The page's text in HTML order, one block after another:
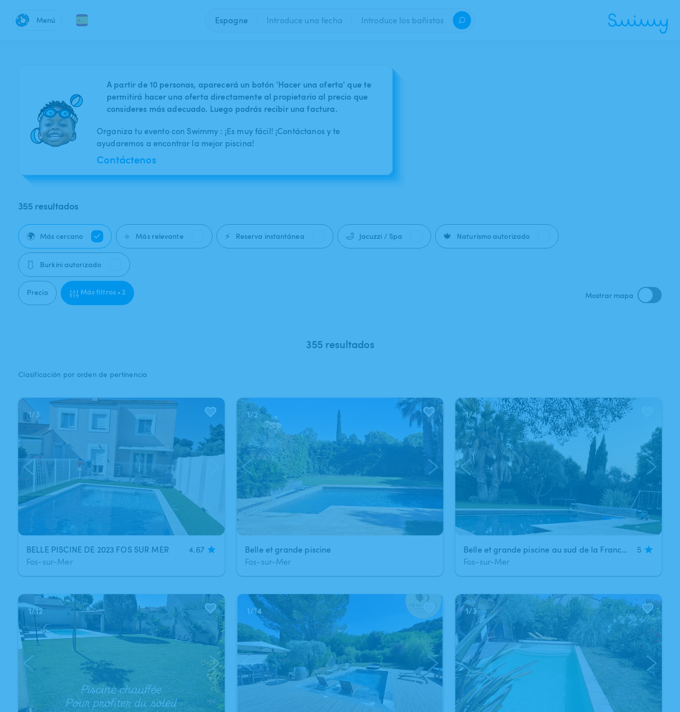
Menú Espagne Introduce una fecha Introduce los bañistas
A partir de 10 personas, aparecerá un botón 'Hacer una oferta' que te
permitirá hacer una oferta directamente al propietario al precio que
consideres más adecuado. Luego podrás recibir una factura.
Organiza tu evento con Swimmy : ¡Es muy fácil! ¡Contáctanos y te
ayudaremos a encontrar la mejor piscina!
Contáctenos
355 resultados
🌍 Más cercano ⭐ Más relevante ⚡ Reserva instantánea 🛁 Jacuzzi / Spa 🍁 Naturismo autorizado
🩱 Burkini autorizado
Precio Más filtros • 2 Mostrar mapa
355 resultados
Clasificación por orden de pertinencia
1/3
BELLE PISCINE DE 2023 FOS SUR MER
4.67
Fos-sur-Mer
1/2
Belle et grande piscine
Fos-sur-Mer
1/4
Belle et grande piscine au sud de la France à 10min d'Istres (Fos-sur-Mer)
5
Fos-sur-Mer
1/12 1/14 1/3